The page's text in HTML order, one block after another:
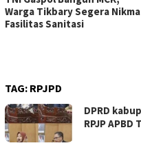
Warga Tikbary Segera
Fasilitas Sanitasi
TAG: RPJPD
DPRD
RPJP APBD